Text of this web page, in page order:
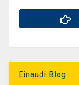
Einaudi Blog